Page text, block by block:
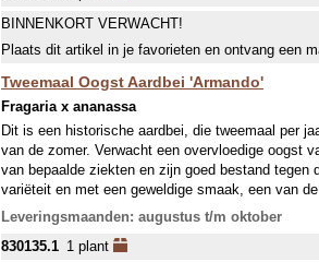
BINNENKORT VERWACHT!
Plaats dit artikel in je favorieten en ontvang een
Tweemaal Oogst Aardbei 'Armando'
Fragaria x ananassa
Dit is een historische aardbei, die tweemaal per
van de zomer. Verwacht een overvloedige oogst
van bepaalde ziekten en zijn goed bestand tegen
variëteit en met een geweldige smaak, een van
Onze collectie aardbeien bestaat voor een deel
welke in september wordt geleverd. In april-mei
Leveringsmaanden: augustus t/m oktober
830135.1 1 plant